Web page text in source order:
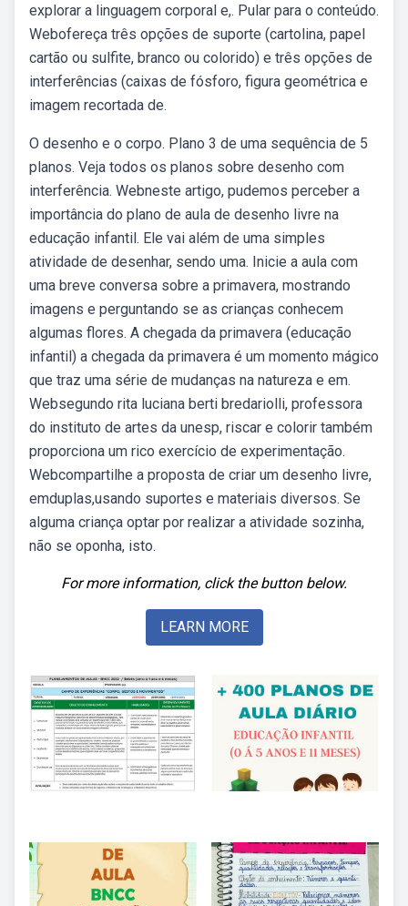
explorar a linguagem corporal e,. Pular para o conteúdo.
Webofereça três opções de suporte (cartolina, papel
cartão ou sulfite, branco ou colorido) e três opções de
interferências (caixas de fósforo, figura geométrica e
imagem recortada de.
O desenho e o corpo. Plano 3 de uma sequência de 5
planos. Veja todos os planos sobre desenho com
interferência. Webneste artigo, pudemos perceber a
importância do plano de aula de desenho livre na
educação infantil. Ele vai além de uma simples
atividade de desenhar, sendo uma. Inicie a aula com
uma breve conversa sobre a primavera, mostrando
imagens e perguntando se as crianças conhecem
algumas flores. A chegada da primavera (educação
infantil) a chegada da primavera é um momento mágico
que traz uma série de mudanças na natureza e em.
Websegundo rita luciana berti bredariolli, professora
do instituto de artes da unesp, riscar e colorir também
proporciona um rico exercício de experimentação.
Webcompartilhe a proposta de criar um desenho livre,
emduplas,usando suportes e materiais diversos. Se
alguma criança optar por realizar a atividade sozinha,
não se oponha, isto.
For more information, click the button below.
LEARN MORE